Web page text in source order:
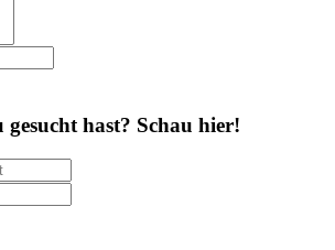
hast? Schau hier!